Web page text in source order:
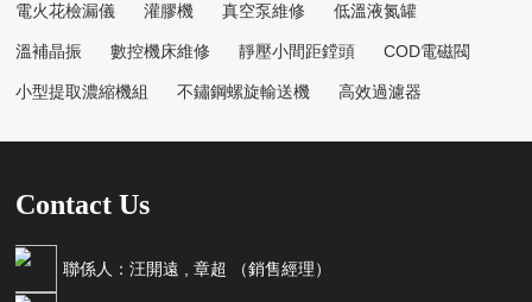
電火花檢漏儀 灌膠機 真空泵維修 低溫液氮罐
溫補晶振 數控機床維修 靜壓小間距鏜頭 COD電磁閥
小型提取濃縮機組 不鏽鋼螺旋輸送機 高效過濾器
Contact Us
聯係人：汪開遠 , 章超 （銷售經理）